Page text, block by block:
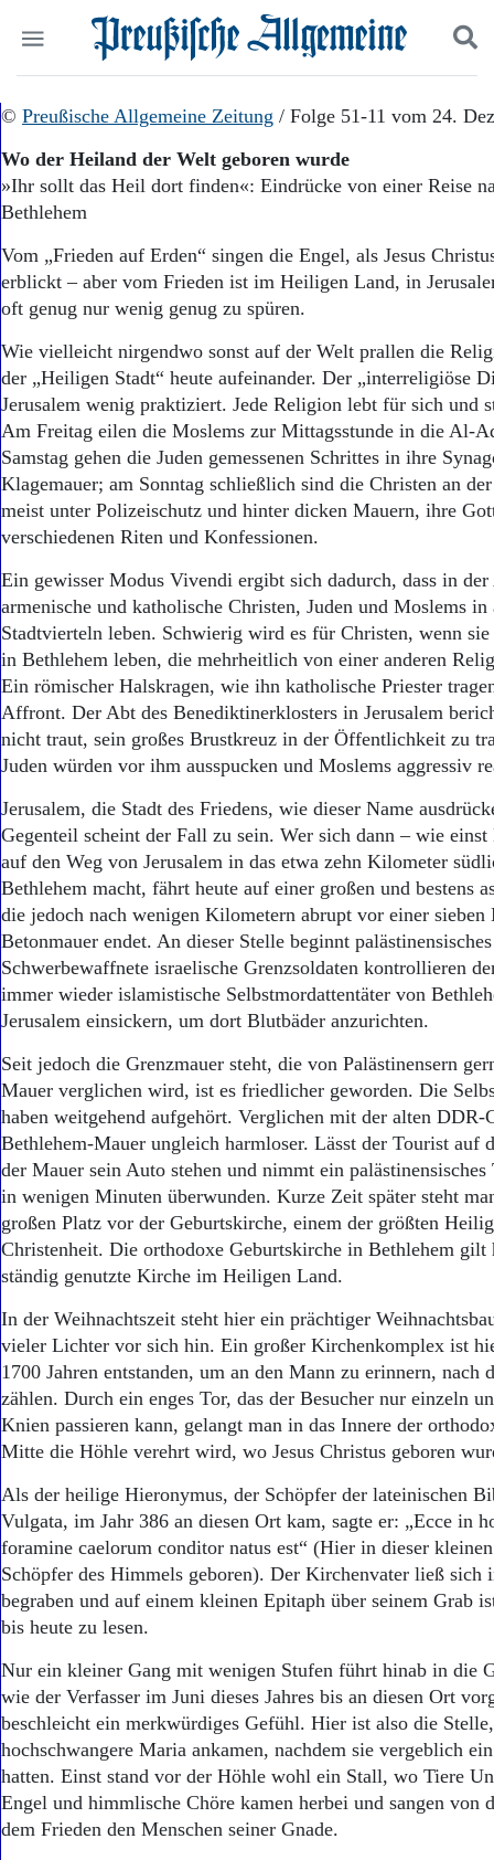
Wer wir sind
Aktuelle Ausgabe
Abonnenten-Login
Abonnent werden
Abo Prämien
Archiv
Mediadaten
Politik
Wirtschaft
Panorama
Geschichte
Ostpreußen
Pommern
Schlesien
Danzig und Westpreußen
Bücher
Kontakt
Impressum
Datenschutz
Suchen und finden
© Preußische Allgemeine Zeitung / Folge 51-11 vom 24.
Wo der Heiland der Welt geboren wurde
»Ihr sollt das Heil dort finden«: Eindrücke von einer Reise
Bethlehem
Vom „Frieden auf Erden“ singen die Engel, als Jesus
erblickt – aber vom Frieden ist im Heiligen Land, in
oft genug nur wenig genug zu spüren.
Wie vielleicht nirgendwo sonst auf der Welt prallen die
der „Heiligen Stadt“ heute aufeinander. Der „interreligiöse
Jerusalem wenig praktiziert. Jede Religion lebt für sich und
Am Freitag eilen die Moslems zur Mittagsstunde in die Al-
Samstag gehen die Juden gemessenen Schrittes in ihre
Klagemauer; am Sonntag schließlich sind die Christen an
meist unter Polizeischutz und hinter dicken Mauern, ihre
verschiedenen Riten und Konfessionen.
Ein gewisser Modus Vivendi ergibt sich dadurch, dass in der
armenische und katholische Christen, Juden und Moslems in
Stadtvierteln leben. Schwierig wird es für Christen, wenn
in Bethlehem leben, die mehrheitlich von einer anderen
Ein römischer Halskragen, wie ihn katholische Priester
Affront. Der Abt des Benedikti­nerklosters in Jerusalem
nicht traut, sein großes Brustkreuz in der Öffentlichkeit zu
Juden würden vor ihm ausspucken und Moslems aggressiv
Jerusalem, die Stadt des Friedens, wie dieser Name
Gegenteil scheint der Fall zu sein. Wer sich dann – wie
auf den Weg von Jerusalem in das etwa zehn Kilometer
Bethlehem macht, fährt heute auf einer großen und bestens
die jedoch nach wenigen Kilometern abrupt vor einer sieben
Betonmauer endet. An dieser Stelle beginnt
Schwerbewaffnete israelische Grenzsoldaten kontrollieren
immer wieder islamistische Selbstmordattentäter von
Jerusalem einsickern, um dort Blutbäder anzurichten.
Seit jedoch die Grenzmauer steht, die von Palästinensern
Mauer verglichen wird, ist es friedlicher geworden. Die
haben weitgehend aufgehört. Verglichen mit der alten DDR-
Bethlehem-Mauer ungleich harmloser. Lässt der Tourist auf
der Mauer sein Auto stehen und nimmt ein
in wenigen Minuten überwunden. Kurze Zeit später steht
großen Platz vor der Geburtskirche, einem der größten
Christenheit. Die orthodoxe Geburtskirche in Bethlehem gilt
ständig genutzte Kirche im Heiligen Land.
In der Weihnachtszeit steht hier ein prächtiger
vieler Lichter vor sich hin. Ein großer Kirchenkomplex ist
1700 Jahren entstanden, um an den Mann zu erinnern, nach
zählen. Durch ein enges Tor, das der Besucher nur einzeln
Knien passieren kann, gelangt man in das Innere der
Mitte die Höhle verehrt wird, wo Jesus Christus geboren
Als der heilige Hieronymus, der Schöpfer der lateinischen
Vulgata, im Jahr 386 an diesen Ort kam, sagte er: „Ecce in
foramine caelorum conditor natus est“ (Hier in dieser
Schöpfer des Himmels geboren). Der Kirchenvater ließ sich
begraben und auf einem kleinen Epitaph über seinem Grab
bis heute zu lesen.
Nur ein kleiner Gang mit wenigen Stufen führt hinab in die
wie der Verfasser im Juni dieses Jahres bis an diesen Ort
beschleicht ein merkwürdiges Gefühl. Hier ist also die
hochschwangere Maria ankamen, nachdem sie vergeblich
hatten. Einst stand vor der Höhle wohl ein Stall, wo Tiere
Engel und himmlische Chöre kamen herbei und sangen von
dem Frieden den Menschen seiner Gnade.